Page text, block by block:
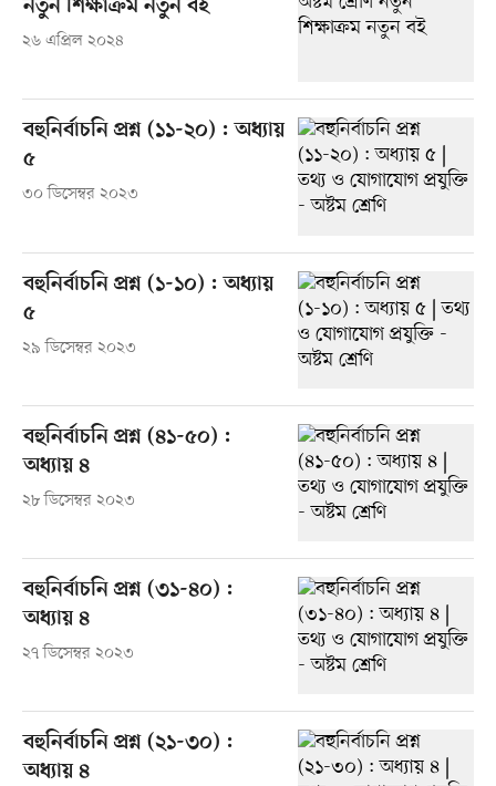
নতুন শিক্ষাক্রম নতুন বই
২৬ এপ্রিল ২০২৪
বহুনির্বাচনি প্রশ্ন (১১-২০) : অধ্যায়
৫
৩০ ডিসেম্বর ২০২৩
বহুনির্বাচনি প্রশ্ন (১-১০) : অধ্যায়
৫
২৯ ডিসেম্বর ২০২৩
বহুনির্বাচনি প্রশ্ন (৪১-৫০) :
অধ্যায় ৪
২৮ ডিসেম্বর ২০২৩
বহুনির্বাচনি প্রশ্ন (৩১-৪০) :
অধ্যায় ৪
২৭ ডিসেম্বর ২০২৩
বহুনির্বাচনি প্রশ্ন (২১-৩০) :
অধ্যায় ৪